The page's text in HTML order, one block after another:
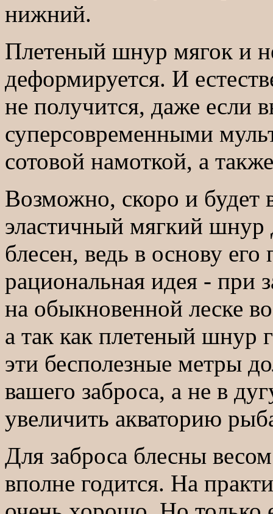
нижний.
Плетеный шнур мягок и
деформируется. И
не получится, даже если
суперсовременными
сотовой намоткой, а
Возможно, скоро и будет
эластичный мягкий шнур
блесен, ведь в основу его
рациональная идея - при
на обыкновенной леске
а так как плетеный шнур
эти бесполезные метры
вашего заброса, а не в
увеличить акваторию
Для заброса блесны
вполне годится. На